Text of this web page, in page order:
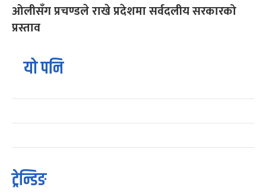
ओलीसँग प्रचण्डले राखे प्रदेशमा सर्वदलीय सरकारको
प्रस्ताव
यो पनि
ट्रेन्डिङ